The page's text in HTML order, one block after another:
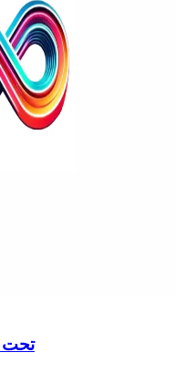
تحت